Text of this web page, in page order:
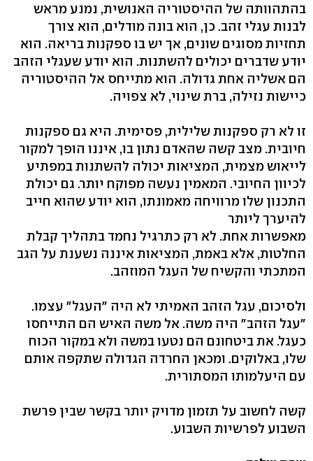
בהתהוותה של ההיסטוריה האנושית, נמנע מראש
לבנות עגלי זהב. כן, הוא בונה מודלים, הוא צורך
תחזיות מסוגים שונים, אך יש בו ספקנות בריאה. הוא
יודע שדברים יכולים להשתנות. הוא יודע שעגלי הזהב
הם אשליה אחת גדולה. הוא מתייחס אל ההיסטוריה
כיישות נזילה, ברת שינוי, לא צפויה.
זו לא רק ספקנות שלילית, פסימית. היא גם ספקנות
חיובית. מצב קשה שהאדם נתון בו, איננו הופך למקור
לייאוש מצמית, המציאות יכולה להשתנות במפתיע
לכיוון החיובי. המאמין נעשה מפוקח יותר. גם יכולת
התכנון שלו מרוויחה מאמונתו, הוא יודע שהוא חייב
להיערך ליותר
מאפשרות אחת. לא רק כתרגיל נחמד בתהליך קבלת
החלטות, אלא באמת, המציאות איננה נשענת על הגב
המתכתי והקשיח של העגל המוזהב.
ולסיכום, עגל הזהב האמיתי לא היה "העגל" עצמו.
"עגל הזהב" היה משה. אל משה האיש הם התייחסו
כעגל. את ביטחונם הם נטעו במשה ולא במקור הכוח
שלו, באלוקים. ומכאן החרדה הגדולה שתקפה אותם
עם היעלמותו המסתורית.
קשה לחשוב על תזמון מדויק יותר בקשר שבין פרשת
השבוע לפרשיות השבוע.